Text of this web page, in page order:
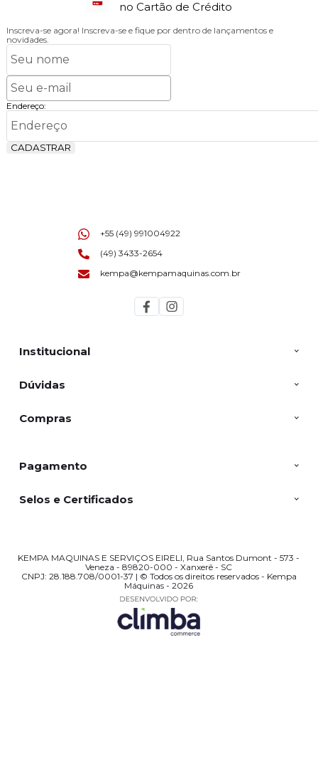
no Cartão de Crédito
Inscreva-se agora! Inscreva-se e fique por dentro de lançamentos e
novidades.
Endereço:
CADASTRAR
Institucional
Dúvidas
Compras
+55 (49) 991004922
(49) 3433-2654
kempa@kempamaquinas.com.br
Pagamento
Selos e Certificados
KEMPA MAQUINAS E SERVIÇOS EIRELI, Rua Santos Dumont - 573 -
Veneza - 89820-000 - Xanxerê - SC
CNPJ: 28.188.708/0001-37 | © Todos os direitos reservados - Kempa
Máquinas - 2026